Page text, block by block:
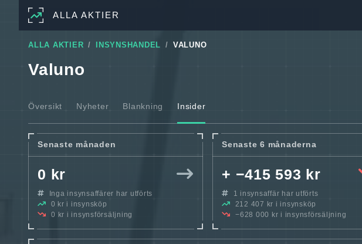
ALLA AKTIER
ALLA AKTIER INSYNSHANDEL VALUNO
Valuno
Översikt Nyheter Blankning Insider
Senaste månaden
0 kr
Inga insynsaffärer har utförts
0 kr i insynsköp
0 kr i insynsförsäljning
Senaste 6 månaderna
+ −415 593 kr
1 insynsaffär har utförts
212 407 kr i insynsköp
−628 000 kr i insynsförsäljning